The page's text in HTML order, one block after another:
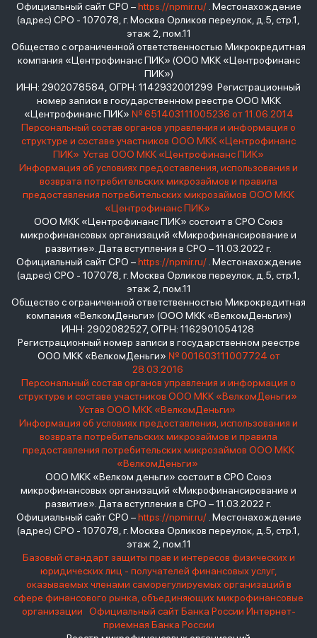
Официальный сайт СРО –https://npmir.ru/. Местонахождение
(адрес) СРО - 107078, г. Москва Орликов переулок, д.5, стр.1,
этаж 2, пом.11
Общество с ограниченной ответственностью Микрокредитная
компания «Центрофинанс ПИК» (ООО МКК «Центрофинанс
ПИК»)
ИНН: 2902078584, ОГРН: 1142932001299 Регистрационный
номер записи в государственном реестре ООО МКК
«Центрофинанс ПИК» № 651403111005236 от 11.06.2014
Персональный состав органов управления и информация о
структуре и составе участников ООО МКК «Центрофинанс
ПИК» Устав ООО МКК «Центрофинанс ПИК»
Информация об условиях предоставления, использования и
возврата потребительских микрозаймов и правила
предоставления потребительских микрозаймов ООО МКК
«Центрофинанс ПИК»
ООО МКК «Центрофинанс ПИК» состоит в СРО Союз
микрофинансовых организаций «Микрофинансирование и
развитие». Дата вступления в СРО – 11.03.2022 г.
Официальный сайт СРО –https://npmir.ru/. Местонахождение
(адрес) СРО - 107078, г. Москва Орликов переулок, д.5, стр.1,
этаж 2, пом.11
Общество с ограниченной ответственностью Микрокредитная
компания «ВелкомДеньги» (ООО МКК «ВелкомДеньги»)
ИНН: 2902082527, ОГРН: 1162901054128
Регистрационный номер записи в государственном реестре
ООО МКК «ВелкомДеньги» № 001603111007724 от
28.03.2016
Персональный состав органов управления и информация о
структуре и составе участников ООО МКК «ВелкомДеньги»
Устав ООО МКК «ВелкомДеньги»
Информация об условиях предоставления, использования и
возврата потребительских микрозаймов и правила
предоставления потребительских микрозаймов ООО МКК
«ВелкомДеньги»
ООО МКК «Велком деньги» состоит в СРО Союз
микрофинансовых организаций «Микрофинансирование и
развитие». Дата вступления в СРО – 11.03.2022 г.
Официальный сайт СРО –https://npmir.ru/. Местонахождение
(адрес) СРО - 107078, г. Москва Орликов переулок, д.5, стр.1,
этаж 2, пом.11
Базовый стандарт защиты прав и интересов физических и
юридических лиц - получателей финансовых услуг,
оказываемых членами саморегулируемых организаций в
сфере финансового рынка, объединяющих микрофинансовые
организации
Официальный сайт Банка России Интернет-
приемная Банка России